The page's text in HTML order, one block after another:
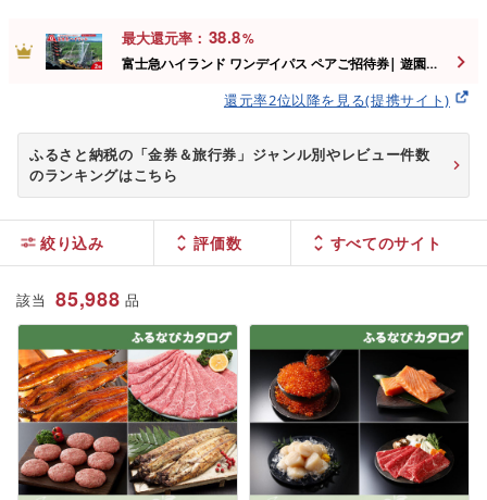
最大還元率： 38.8%
富士急ハイランド ワンデイパス ペアご招待券| 遊園地
イランド 富士河口湖町 テーマパーク 入場券 優待券 チ
トラクション 観光 地域活性化 エンターテインメント 野
外活動 休日プラン 体験ギフト
還元率2位以降を見る(提携サイト)
ふるさと納税の「金券＆旅行券」ジャンル別やレビュー件数
のランキングはこちら
絞り込み 評価数
該当 85,988 品